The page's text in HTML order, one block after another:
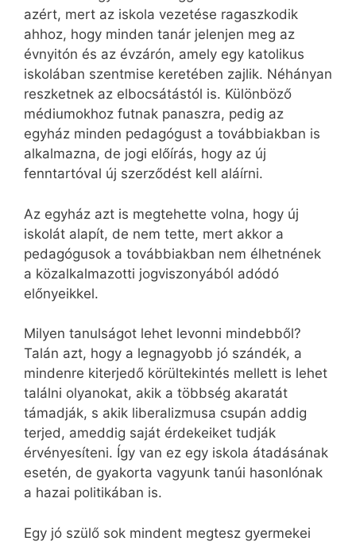
azért, mert az iskola vezetése ragaszkodik
ahhoz, hogy minden tanár jelenjen meg az
évnyitón és az évzárón, amely egy katolikus
iskolában szentmise keretében zajlik. Néhányan
reszketnek az elbocsátástól is. Különböző
médiumokhoz futnak panaszra, pedig az
egyház minden pedagógust a továbbiakban is
alkalmazna, de jogi előírás, hogy az új
fenntartóval új szerződést kell aláírni.
Az egyház azt is megtehette volna, hogy új
iskolát alapít, de nem tette, mert akkor a
pedagógusok a továbbiakban nem élhetnének
a közalkalmazotti jogviszonyából adódó
előnyeikkel.
Milyen tanulságot lehet levonni mindebből?
Talán azt, hogy a legnagyobb jó szándék, a
mindenre kiterjedő körültekintés mellett is lehet
találni olyanokat, akik a többség akaratát
támadják, s akik liberalizmusa csupán addig
terjed, ameddig saját érdekeiket tudják
érvényesíteni. Így van ez egy iskola átadásának
esetén, de gyakorta vagyunk tanúi hasonlónak
a hazai politikában is.
Egy jó szülő sok mindent megtesz gyermekei